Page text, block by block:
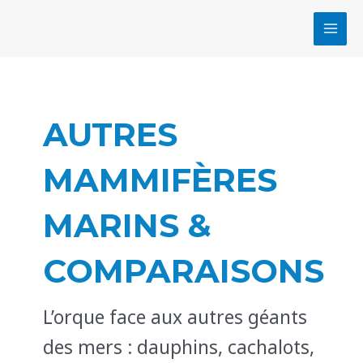
AUTRES
MAMMIFÈRES
MARINS &
COMPARAISONS
L’orque face aux autres géants
des mers : dauphins, cachalots,